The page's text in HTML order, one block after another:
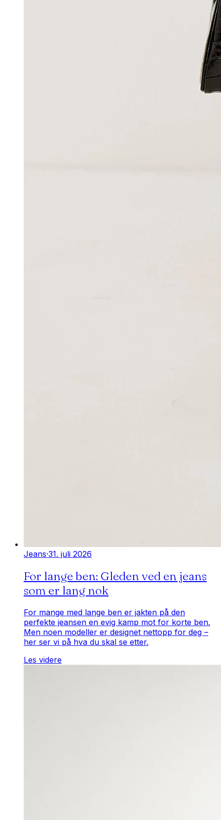
Jeans·31. juli 2026
For lange ben: Gleden ved en jeans
som er lang nok
For mange med lange ben er jakten på den
perfekte jeansen en evig kamp mot for korte ben.
Men noen modeller er designet nettopp for deg –
her ser vi på hva du skal se etter.
Les videre